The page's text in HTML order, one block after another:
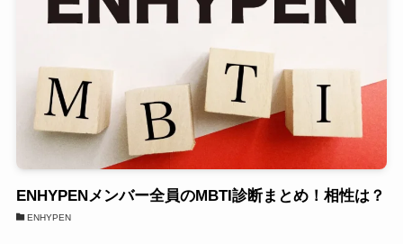
ENHYPENメンバー全員のMBTI診断まとめ！相性は？
ENHYPEN